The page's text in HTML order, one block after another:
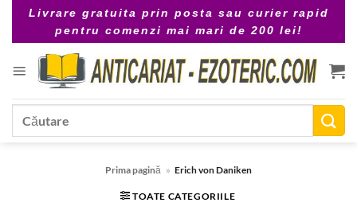
Livrare gratuita prin posta sau curier rapid
pentru comenzi mai mari de 200 lei!
Caută
Prima pagină » Erich von Daniken
TOATE CATEGORIILE